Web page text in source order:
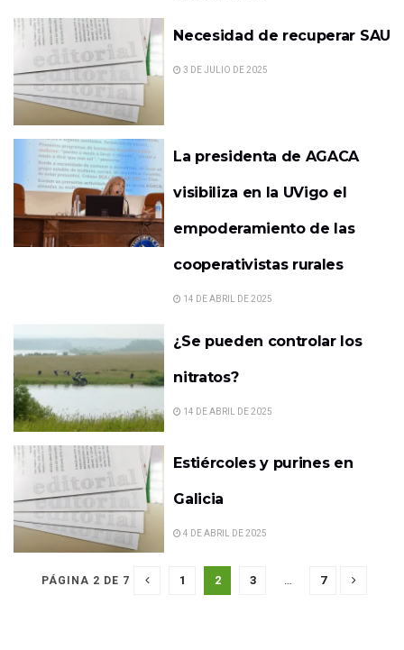
Necesidad de recuperar SAU
3 DE JULIO DE 2025
La presidenta de AGACA
visibiliza en la UVigo el
empoderamiento de las
cooperativistas rurales
14 DE ABRIL DE 2025
¿Se pueden controlar los
nitratos?
14 DE ABRIL DE 2025
Estiércoles y purines en
Galicia
4 DE ABRIL DE 2025
PÁGINA 2 DE 7 1 2 3 … 7